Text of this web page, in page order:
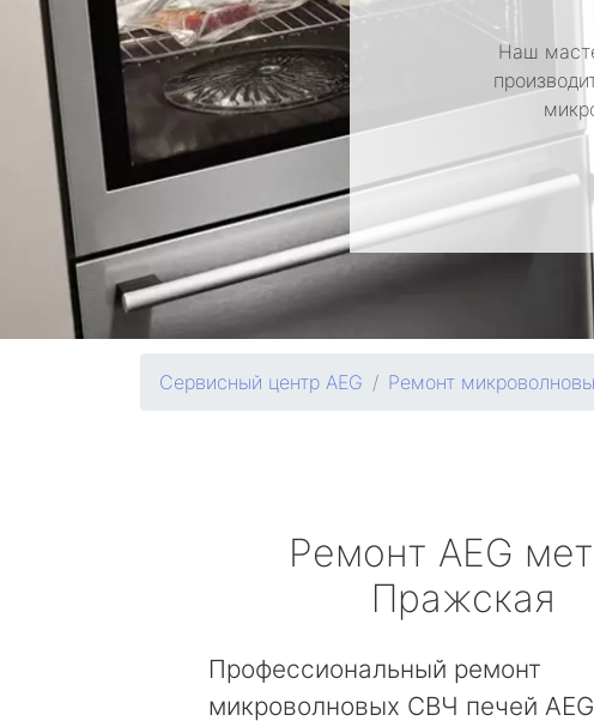
Наш
Сервисный центр AEG Ремонт
Ремонт AEG
Пражская
Профессиональный ремонт
микроволновых СВЧ печей